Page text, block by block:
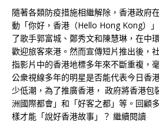
隨著各類防疫措施相繼解除，香港政府
動「你好，香港（Hello Hong Kong）
了歌手郭富城、鄭秀文和陳慧琳，在中
歡迎旅客來港。然而宣傳短片推出後，
指影片中的香港地標多年來不斷重複，
公衆視線多年的明星是否能代表今日香
少低潮，為了推廣香港， 政府將香港包
洲國際都會」和「好客之都」等。回顧
樣才能「說好香港故事」？ 繼續閱讀